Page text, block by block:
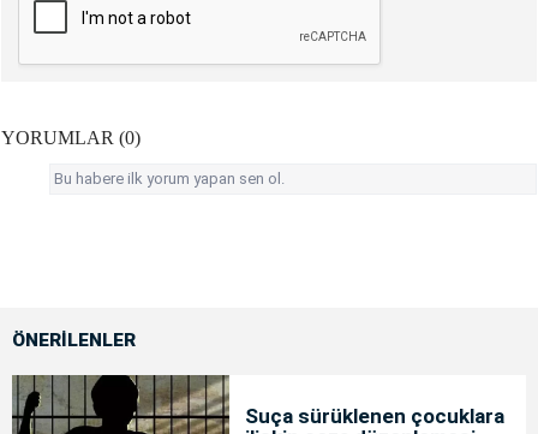
YORUMLAR (0)
Bu habere ilk yorum yapan sen ol.
ÖNERİLENLER
Suça sürüklenen çocuklara